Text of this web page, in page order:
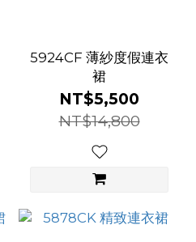
5924CF 薄紗度假連衣
裙
NT$5,500
NT$14,800